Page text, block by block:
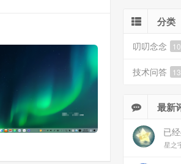
分类
叨叨念念
技术问答
最新
星之